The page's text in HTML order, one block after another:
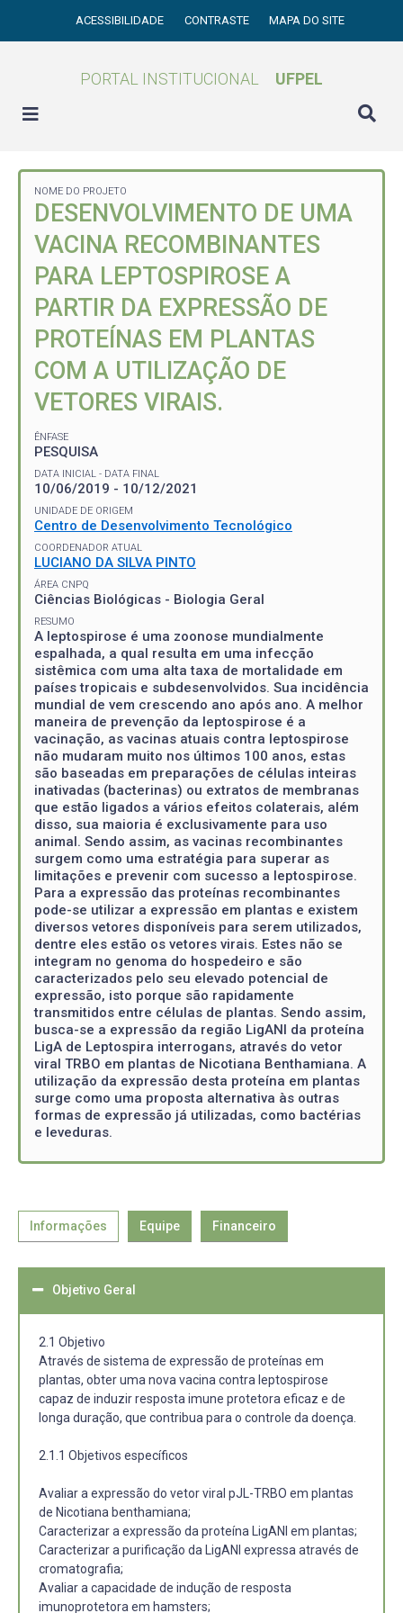
ACESSIBILIDADE CONTRASTE MAPA DO SITE
PORTAL INSTITUCIONAL UFPEL
NOME DO PROJETO
DESENVOLVIMENTO DE UMA
VACINA RECOMBINANTES
PARA LEPTOSPIROSE A
PARTIR DA EXPRESSÃO DE
PROTEÍNAS EM PLANTAS
COM A UTILIZAÇÃO DE
VETORES VIRAIS.
ÊNFASE
PESQUISA
DATA INICIAL - DATA FINAL
10/06/2019 - 10/12/2021
UNIDADE DE ORIGEM
Centro de Desenvolvimento Tecnológico
COORDENADOR ATUAL
LUCIANO DA SILVA PINTO
ÁREA CNPQ
Ciências Biológicas - Biologia Geral
RESUMO
A leptospirose é uma zoonose mundialmente
espalhada, a qual resulta em uma infecção
sistêmica com uma alta taxa de mortalidade em
países tropicais e subdesenvolvidos. Sua incidência
mundial de vem crescendo ano após ano. A melhor
maneira de prevenção da leptospirose é a
vacinação, as vacinas atuais contra leptospirose
não mudaram muito nos últimos 100 anos, estas
são baseadas em preparações de células inteiras
inativadas (bacterinas) ou extratos de membranas
que estão ligados a vários efeitos colaterais, além
disso, sua maioria é exclusivamente para uso
animal. Sendo assim, as vacinas recombinantes
surgem como uma estratégia para superar as
limitações e prevenir com sucesso a leptospirose.
Para a expressão das proteínas recombinantes
pode-se utilizar a expressão em plantas e existem
diversos vetores disponíveis para serem utilizados,
dentre eles estão os vetores virais. Estes não se
integram no genoma do hospedeiro e são
caracterizados pelo seu elevado potencial de
expressão, isto porque são rapidamente
transmitidos entre células de plantas. Sendo assim,
busca-se a expressão da região LigANI da proteína
LigA de Leptospira interrogans, através do vetor
viral TRBO em plantas de Nicotiana Benthamiana. A
utilização da expressão desta proteína em plantas
surge como uma proposta alternativa às outras
formas de expressão já utilizadas, como bactérias
e leveduras.
Informações Equipe Financeiro
Objetivo Geral
2.1 Objetivo
Através de sistema de expressão de proteínas em
plantas, obter uma nova vacina contra leptospirose
capaz de induzir resposta imune protetora eficaz e de
longa duração, que contribua para o controle da doença.
2.1.1 Objetivos específicos
Avaliar a expressão do vetor viral pJL-TRBO em plantas
de Nicotiana benthamiana;
Caracterizar a expressão da proteína LigANI em plantas;
Caracterizar a purificação da LigANI expressa através de
cromatografia;
Avaliar a capacidade de indução de resposta
imunoprotetora em hamsters;